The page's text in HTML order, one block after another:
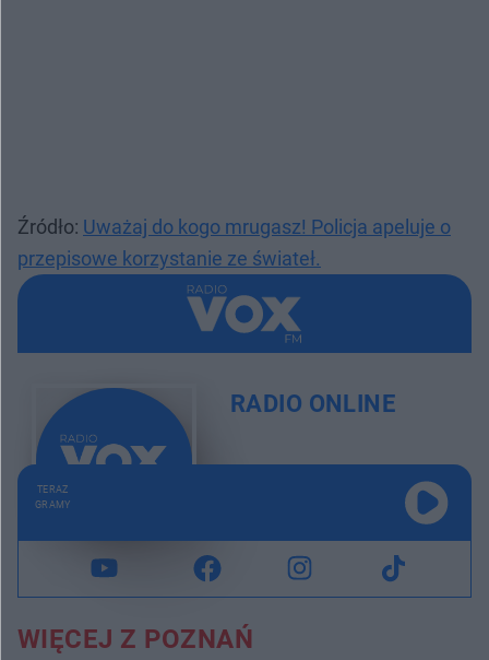
Źródło: Uważaj do kogo mrugasz! Policja apeluje o
przepisowe korzystanie ze świateł.
RADIO ONLINE
TERAZ
GRAMY
WIĘCEJ Z POZNAŃ